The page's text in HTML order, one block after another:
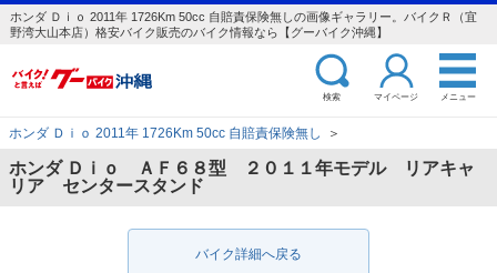
ホンダ Ｄｉｏ 2011年 1726Km 50cc 自賠責保険無しの画像ギャラリー。バイクＲ（宜
野湾大山本店）格安バイク販売のバイク情報なら【グーバイク沖縄】
検索 マイページ メニュー
ホンダ Ｄｉｏ 2011年 1726Km 50cc 自賠責保険無し ＞
ホンダ Ｄｉｏ ＡＦ６８型 ２０１１年モデル リアキャ
リア センタースタンド
バイク詳細へ戻る